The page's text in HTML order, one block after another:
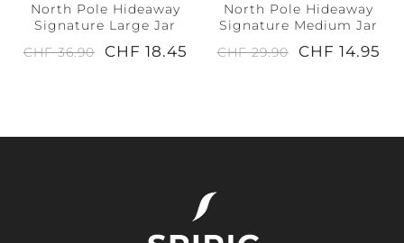
North Pole Hideaway
Signature Large Jar
CHF 36.90
CHF 18.45
North Pole Hideaway
Signature Medium Jar
CHF 29.90
CHF 14.95